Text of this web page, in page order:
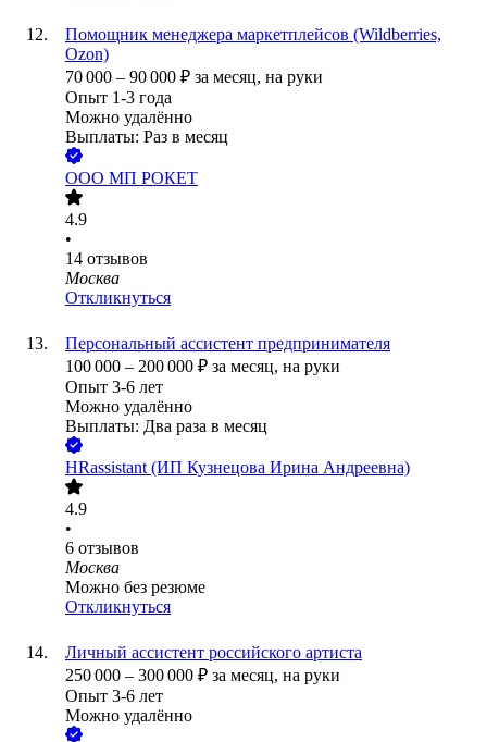
Помощник менеджера маркетплейсов (Wildberries,
Ozon)
70 000 – 90 000 ₽ за месяц, на руки
Опыт 1-3 года
Можно удалённо
Выплаты: Раз в месяц
ООО МП РОКЕТ
4.9
•
14 отзывов
Москва
Откликнуться
Персональный ассистент предпринимателя
100 000 – 200 000 ₽ за месяц, на руки
Опыт 3-6 лет
Можно удалённо
Выплаты: Два раза в месяц
HRassistant (ИП Кузнецова Ирина Андреевна)
4.9
•
6 отзывов
Москва
Можно без резюме
Откликнуться
Личный ассистент российского артиста
250 000 – 300 000 ₽ за месяц, на руки
Опыт 3-6 лет
Можно удалённо